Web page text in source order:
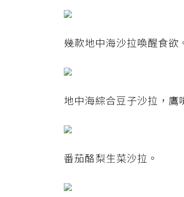
幾款地中海沙拉喚醒食欲
地中海綜合豆子沙拉，鷹
番茄酪梨生菜沙拉。